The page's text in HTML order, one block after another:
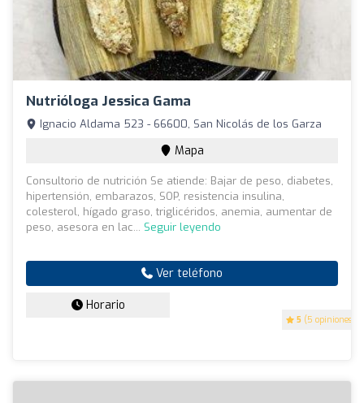
Nutrióloga Jessica Gama
5 (5 opiniones)
Ignacio Aldama 523 - 66600, San Nicolás de los Garza
Mapa
Consultorio de nutrición Se atiende: Bajar de peso, diabetes,
hipertensión, embarazos, SOP, resistencia insulina,
colesterol, hígado graso, triglicéridos, anemia, aumentar de
peso, asesora en lac... Seguir leyendo
Ver teléfono
Horario